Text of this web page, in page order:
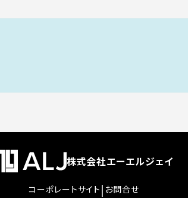
株式会社エーエルジェイ
コーポレートサイト | お問合せ